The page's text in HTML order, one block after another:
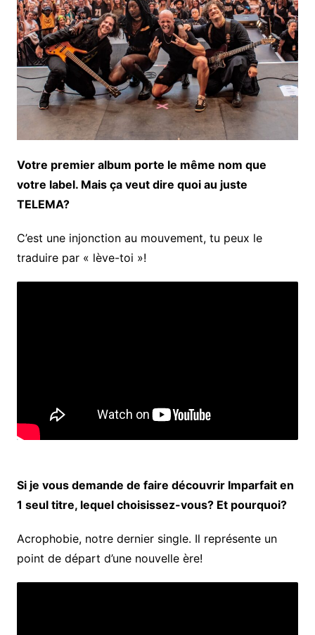
Votre premier album porte le même nom que
votre label. Mais ça veut dire quoi au juste
TELEMA?
C’est une injonction au mouvement, tu peux le
traduire par « lève-toi »!
Si je vous demande de faire découvrir Imparfait en
1 seul titre, lequel choisissez-vous? Et pourquoi?
Acrophobie, notre dernier single. Il représente un
point de départ d’une nouvelle ère!